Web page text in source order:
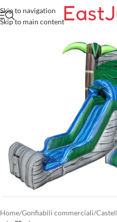
Skip to navigation
Skip to main content
Home/Gonfiabili commerciali/